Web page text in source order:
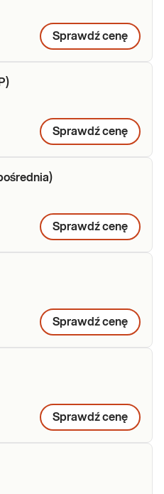
Sprawdź cenę
Sprawdź cenę
Sprawdź cenę
Sprawdź cenę
Sprawdź cenę